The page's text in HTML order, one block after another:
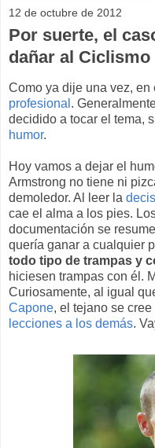
12 de octubre de 2012
Por suerte, el
dañar al Ciclismo
Como ya dije una vez, en
profesional .
decidido a tocar el tema,
humor.
Hoy vamos a dejar el
Armstrong no tiene ni
demoledor. Al leer la
cae el alma a los pies.
documentación se
quería ganar a cualquier
todo tipo de trampas y
hiciesen trampas con él.
Curiosamente, al igual
Capone, el tejano se
lecciones a los demás.